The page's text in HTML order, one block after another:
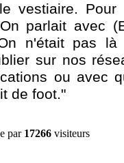
vestiaire. Pour
parlait avec
n'était pas là
sur nos
ou avec
de foot."
par 17266 visiteurs